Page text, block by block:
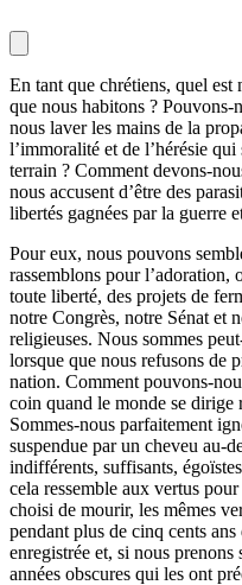
En tant que chrétiens, quel
que nous habitons ? Pouvons-
nous laver les mains de la
l’immoralité et de l’hérésie
terrain ? Comment devons-
nous accusent d’être des
libertés gagnées par la guerre
Pour eux, nous pouvons
rassemblons pour l’adoration,
toute liberté, des projets de
notre Congrès, notre Sénat et
religieuses. Nous sommes
lorsque que nous refusons de
nation. Comment pouvons-
coin quand le monde se dirige
Sommes-nous parfaitement
suspendue par un cheveu au-
indifférents, suffisants,
cela ressemble aux vertus
choisi de mourir, les mêmes
pendant plus de cinq cents
enregistrée et, si nous
années obscures qui les ont